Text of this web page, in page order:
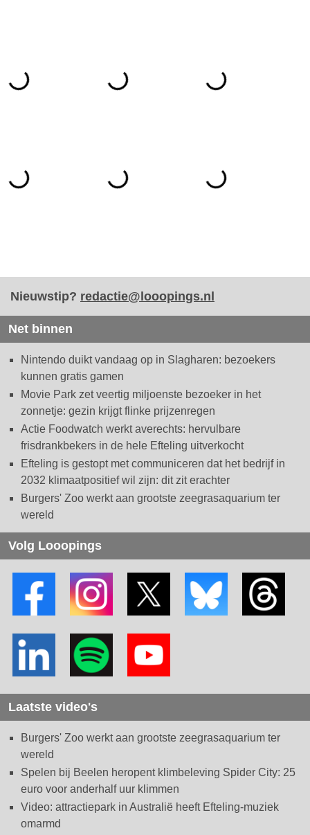
Nieuwstip? redactie@looopings.nl
Net binnen
Nintendo duikt vandaag op in Slagharen: bezoekers
kunnen gratis gamen
Movie Park zet veertig miljoenste bezoeker in het
zonnetje: gezin krijgt flinke prijzenregen
Actie Foodwatch werkt averechts: hervulbare
frisdrankbekers in de hele Efteling uitverkocht
Efteling is gestopt met communiceren dat het bedrijf in
2032 klimaatpositief wil zijn: dit zit erachter
Burgers' Zoo werkt aan grootste zeegrasaquarium ter
wereld
Volg Looopings
Laatste video's
Burgers' Zoo werkt aan grootste zeegrasaquarium ter
wereld
Spelen bij Beelen heropent klimbeleving Spider City: 25
euro voor anderhalf uur klimmen
Video: attractiepark in Australië heeft Efteling-muziek
omarmd